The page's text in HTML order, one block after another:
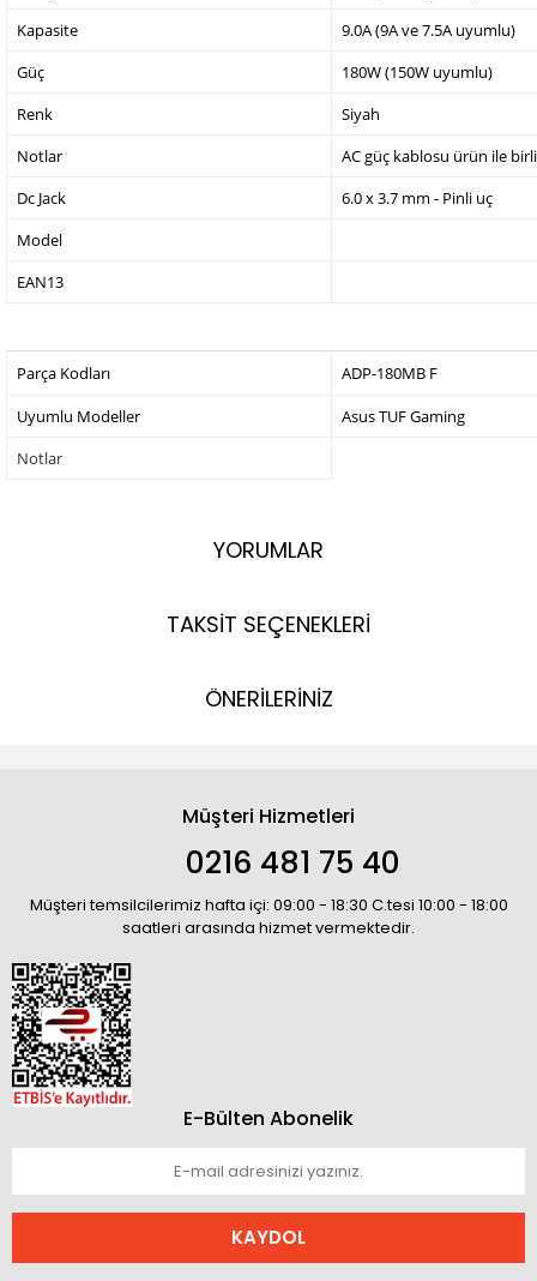
Kapasite
9.0A (9A ve 7.5A uyumlu)
Güç
180W (150W uyumlu)
Renk
Siyah
Notlar
AC güç kablosu ürün ile
Dc Jack
6.0 x 3.7 mm - Pinli uç
Model
EAN13
Parça Kodları
ADP-180MB F
Uyumlu Modeller
Asus TUF Gaming
Notlar
YORUMLAR
TAKSİT SEÇENEKLERİ
ÖNERİLERİNİZ
Müşteri Hizmetleri
0216 481 75 40
Müşteri temsilcilerimiz hafta içi: 09:00 - 18:30 C.tesi 10:00 - 18:00
saatleri arasında hizmet vermektedir.
E-Bülten Abonelik
KAYDOL